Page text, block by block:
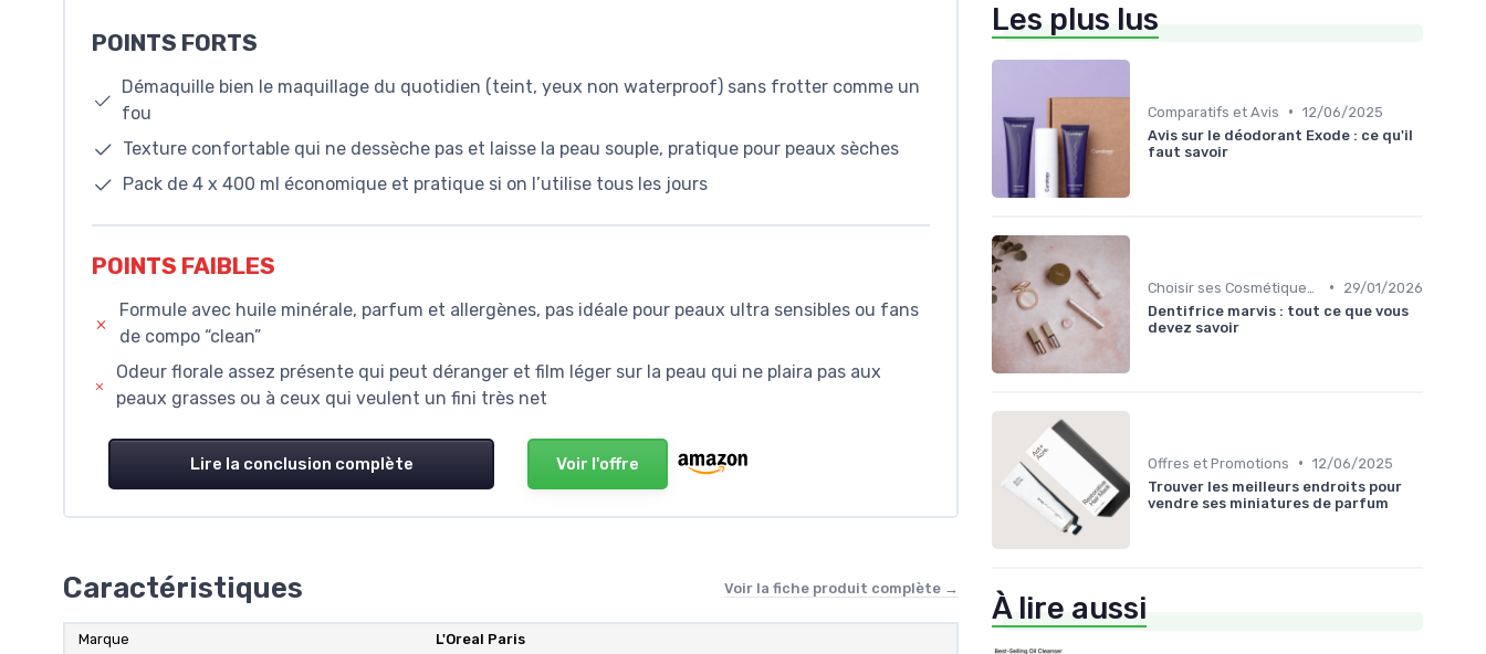
POINTS FORTS
Démaquille bien le maquillage du quotidien (teint, yeux non waterproof) sans frotter comme un
fou
Texture confortable qui ne dessèche pas et laisse la peau souple, pratique pour peaux sèches
Pack de 4 x 400 ml économique et pratique si on l’utilise tous les jours
POINTS FAIBLES
Formule avec huile minérale, parfum et allergènes, pas idéale pour peaux ultra sensibles ou fans
de compo “clean”
Odeur florale assez présente qui peut déranger et film léger sur la peau qui ne plaira pas aux
peaux grasses ou à ceux qui veulent un fini très net
Lire la conclusion complète Voir l'offre
Caractéristiques Voir la fiche produit complète →
Marque L'Oreal Paris
Les plus lus
Comparatifs et Avis • 12/06/2025
Avis sur le déodorant Exode : ce qu'il
faut savoir
•
29/01/2026
Dentifrice marvis : tout ce que vous
devez savoir
Offres et Promotions • 12/06/2025
Trouver les meilleurs endroits pour
vendre ses miniatures de parfum
À lire aussi